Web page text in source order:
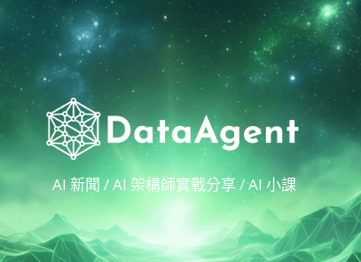
AI 新聞 / AI 架構師實戰分享 / AI 小課